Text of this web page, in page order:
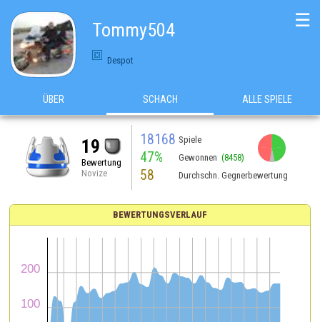
Tommy504
Despot
☰
ÜBER SCHACH ALLE SPIELE
19
Bewertung
Novize
18168 Spiele
47% Gewonnen (8458)
58 Durchschn. Gegnerbewertung
BEWERTUNGSVERLAUF